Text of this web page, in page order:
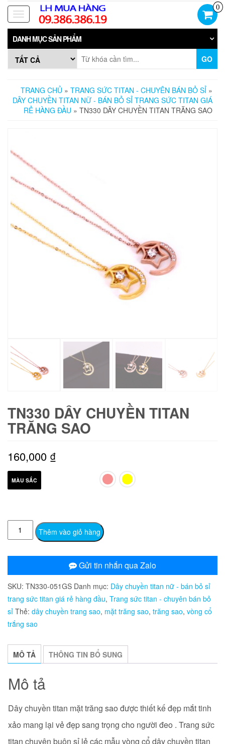
Skip
the
content
Toggle
navigation
0
DANH MỤC SẢN PHẨM
GO
TRANG CHỦ » TRANG SỨC TITAN - CHUYÊN BÁN BỎ SỈ »
DÂY CHUYỀN TITAN NỮ - BÁN BỎ SỈ TRANG SỨC TITAN GIÁ
RẺ HÀNG ĐẦU » TN330 DÂY CHUYỀN TITAN TRĂNG SAO
TN330 DÂY CHUYỀN TITAN
TRĂNG SAO
160,000 ₫
MÀU SẮC
TN330
Dây
trăng
sao
số
lượng
Thêm vào giỏ hàng
Gửi tin nhắn qua Zalo
SKU: TN330-051GS Danh mục: Dây chuyền titan nữ - bán bỏ sỉ
trang sức titan giá rẻ hàng đầu, Trang sức titan - chuyên bán bỏ
sỉ Thẻ: dây chuyền trang sao, mặt trăng sao, trăng sao, vòng cổ
trắng sao
MÔ TẢ THÔNG TIN BỔ SUNG
Mô tả
Dây chuyền titan mặt trăng sao được thiết kế đẹp mắt tinh
xảo mang lại vẻ đẹp sang trọng cho người đeo . Trang sức
titan chuyên buôn sỉ lẻ các mẫu vòng cổ dây chuyền titan